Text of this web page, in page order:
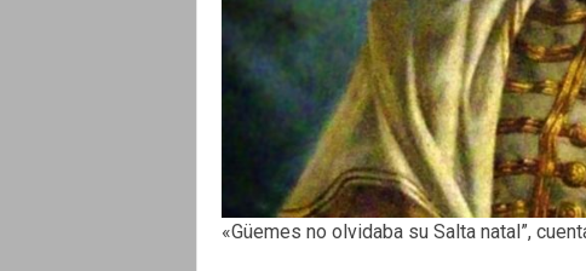
«Güemes no olvidaba su Salta natal”,